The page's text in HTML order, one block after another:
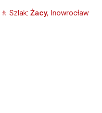
🚶 Szlak: Żacy, Inowrocław